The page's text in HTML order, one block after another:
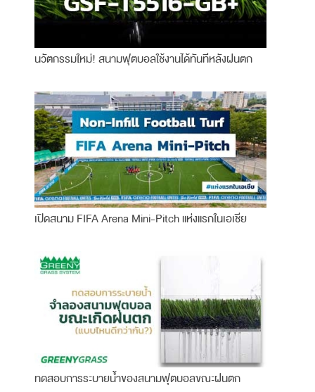
นวัตกรรมใหม่! สนามฟุตบอลใช้งานได้ทันทีหลังฝนตก
เปิดสนาม FIFA Arena Mini-Pitch แห่งแรกในเอเชีย
ทดสอบการระบายน้ำของสนามฟุตบอลขณะฝนตก